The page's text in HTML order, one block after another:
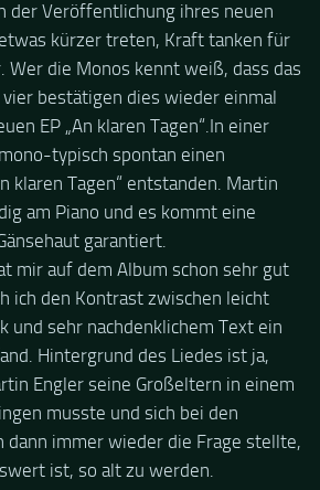
der Veröffentlichung ihres neuen
kürzer treten, Kraft tanken für
Wer die Monos kennt weiß, dass das
bestätigen dies wieder einmal
EP „An klaren Tagen“.In einer
mono-typisch spontan einen
klaren Tagen“ entstanden. Martin
am Piano und es kommt eine
garantiert.
mir auf dem Album schon sehr gut
ich den Kontrast zwischen leicht
und sehr nachdenklichem Text ein
Hintergrund des Liedes ist ja,
Engler seine Großeltern in einem
musste und sich bei den
dann immer wieder die Frage stellte,
ist, so alt zu werden.